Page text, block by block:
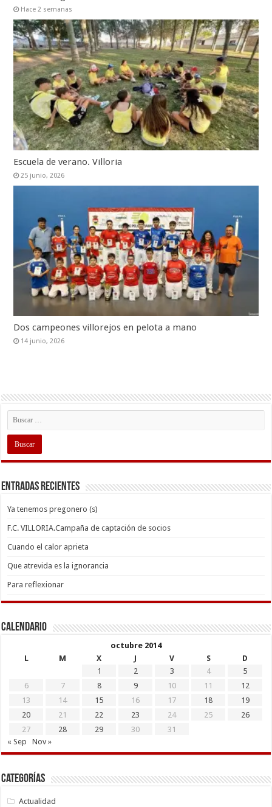
Hace 2 semanas
Escuela de verano. Villoria
25 junio, 2026
Dos campeones villorejos en pelota a mano
14 junio, 2026
Entradas recientes
Ya tenemos pregonero (s)
F.C. VILLORIA.Campaña de captación de socios
Cuando el calor aprieta
Que atrevida es la ignorancia
Para reflexionar
Calendario
octubre 2014
L
M X J V S
D
1
2 3 4
5
6
7 8 9 10 11
12
13
14 15 16 17 18
19
20
21 22 23 24 25
26
27
28 29 30
31
« Sep
Nov »
Categorías
Actualidad